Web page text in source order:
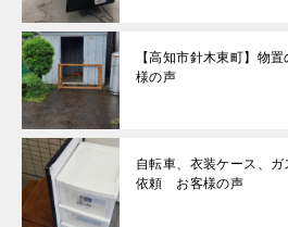
【高知市針木東町】物
様の声
自転車、衣装ケース、
依頼 お客様の声